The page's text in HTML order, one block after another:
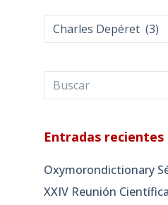
Categorías
Entradas recientes
Oxymorondictionary
XXIV Reunión